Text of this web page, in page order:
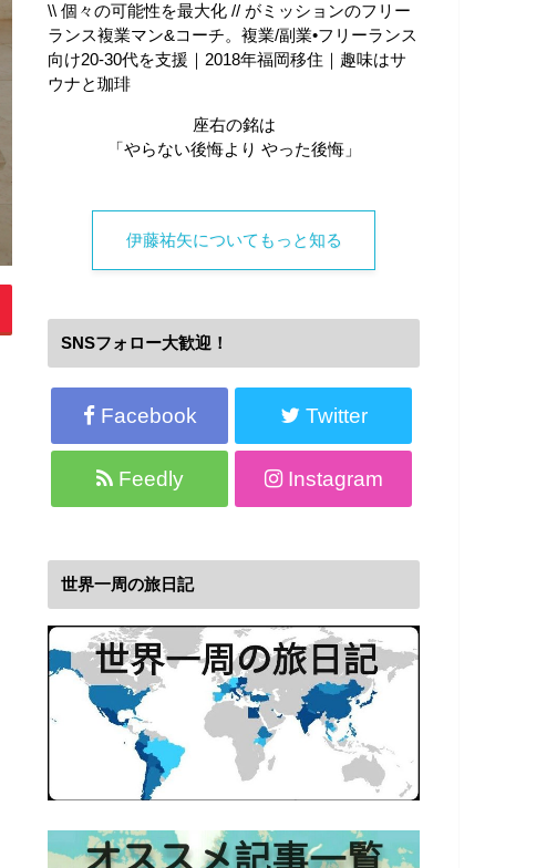
\\ 個々の可能性を最大化 // がミッションのフリー
ランス複業マン&コーチ。複業/副業•フリーランス
向け20-30代を支援｜2018年福岡移住｜趣味はサ
ウナと珈琲
座右の銘は
「やらない後悔より やった後悔」
伊藤祐矢についてもっと知る
SNSフォロー大歓迎！
Facebook Twitter
Feedly Instagram
世界一周の旅日記